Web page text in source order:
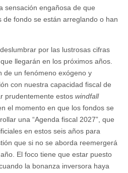
sensación engañosa de que
de fondo se están arreglando o han
por las lustrosas cifras
llegarán en los próximos años.
de un fenómeno exógeno y
con nuestra capacidad fiscal de
prudentemente estos windfall
el momento en que los fondos se
una “Agenda fiscal 2027”, que
en estos seis años para
que si no se aborda reemergerá
El foco tiene que estar puesto
la bonanza inversora haya